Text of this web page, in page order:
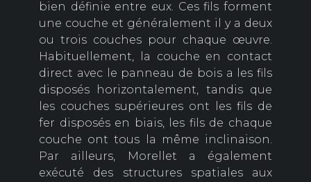
bien définie entre eux. Ces fils forment
une couche et généralement il y a deux
ou trois couches pour chaque œuvre.
Habituellement, la couche en contact
direct avec le panneau de bois a les fils
disposés horizontalement, tandis que
les couches supérieures ont les fils de
fer disposés en biais, les fils de chaque
couche ont tous la même inclinaison.
Par ailleurs, Morellet a également
exécuté des structures spatiales aux